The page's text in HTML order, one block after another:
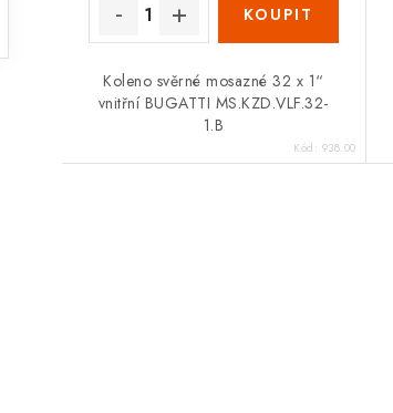
Koleno svěrné mosazné 32 x 1“
vnitřní BUGATTI MS.KZD.VLF.32-
1.B
Kód: 938.00